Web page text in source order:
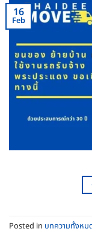
16
Feb
Posted in บทความทั้งหม